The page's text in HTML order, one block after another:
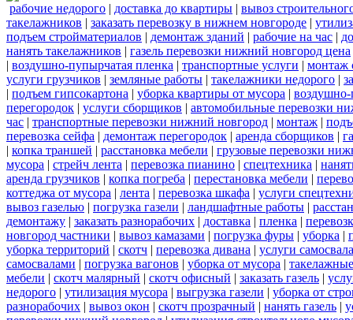
рабочие недорого | доставка до квартиры | вывоз
такелажников | заказать перевозку в нижнем новгороде |
подъем стройматериалов | демонтаж зданий | рабочие на час |
нанять такелажников | газель перевозки нижний новгород цена
| воздушно-пупырчатая пленка | транспортные услуги | монтаж
услуги грузчиков | земляные работы | такелажники недорого |
| подъем гипсокартона | уборка квартиры от мусора | воздушно-
перегородок | услуги сборщиков | автомобильные перевозки
час | транспортные перевозки нижний новгород | монтаж |
перевозка сейфа | демонтаж перегородок | аренда сборщиков |
| копка траншей | расстановка мебели | грузовые перевозки
мусора | стрейч лента | перевозка пианино | спецтехника |
аренда грузчиков | копка погреба | перестановка мебели |
коттеджа от мусора | лента | перевозка шкафа | услуги
вывоз газелью | погрузка газели | ландшафтные работы |
демонтажу | заказать разнорабочих | доставка | пленка |
новгород частники | вывоз камазами | погрузка фуры | уборка |
уборка территорий | скотч | перевозка дивана | услуги самосвала
самосвалами | погрузка вагонов | уборка от мусора |
мебели | скотч малярный | скотч офисный | заказать газель |
недорого | утилизация мусора | выгрузка газели | уборка от
разнорабочих | вывоз окон | скотч прозрачный | нанять газель |